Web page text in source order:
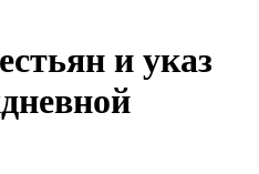
и указ